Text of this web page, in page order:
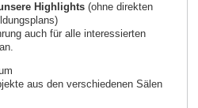
Highlights (ohne direkten
auch für alle interessierten
aus den verschiedenen Sälen